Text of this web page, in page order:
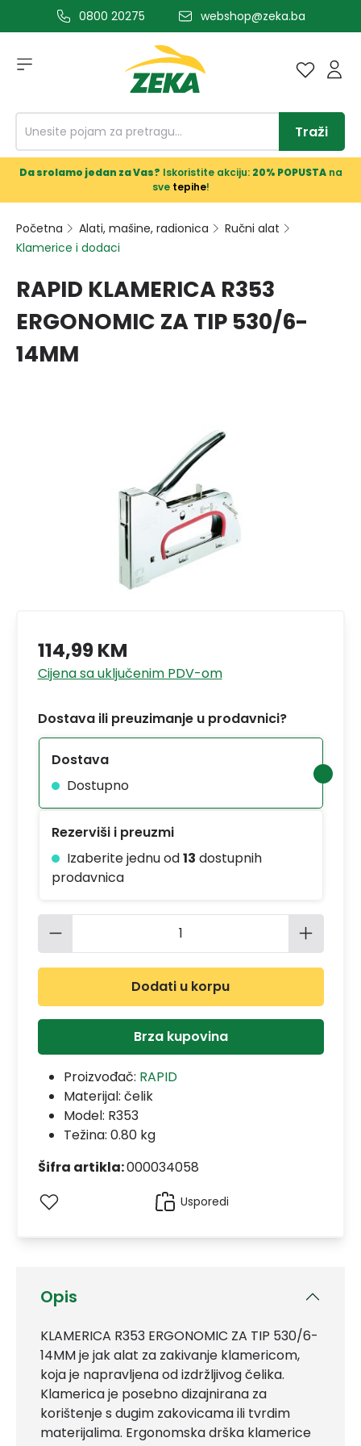
glavni sadržaj0800 20275 webshop@zeka.ba
Traži
Da srolamo jedan za Vas? Iskoristite akciju: 20% POPUSTAna
sve tepihe!
Početna Alati, mašine, radionica
Ručni alat
Klamerice i dodaci
RAPID KLAMERICA R353
ERGONOMIC ZA TIP 530/6-
14MM
Opis
KLAMERICA R353 ERGONOMIC ZA TIP 530/6-
14MM je jak alat za zakivanje klamericom,
koja je napravljena od izdržljivog čelika.
Klamerica je posebno dizajnirana za
korištenje s dugim zakovicama ili tvrdim
materijalima. Ergonomska drška klamerice
114,99 KM
Cijena sa uključenim PDV-om
Dostava ili preuzimanje u prodavnici?
Dostava
Dostupno
Rezerviši i preuzmi
Izaberite jednu od13 dostupnih
prodavnica
Količina proizvoda: Unesite
Dodati u korpu
Brza kupovina
Proizvođač: RAPID
Materijal: čelik
Model: R353
Težina: 0.80 kg
Šifra artikla:000034058
Usporedi